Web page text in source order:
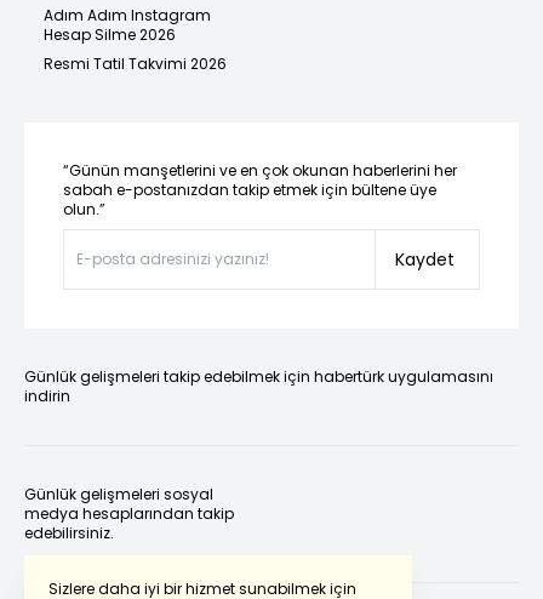
Sizlere daha iyi bir hizmet sunabilmek için
Adım Adım Instagram
Hesap Silme 2026
Resmi Tatil Takvimi 2026
“Günün manşetlerini ve en çok okunan haberlerini her
sabah e-postanızdan takip etmek için bültene üye
olun.”
Kaydet
Günlük gelişmeleri takip edebilmek için habertürk uygulamasını
indirin
Günlük gelişmeleri sosyal
medya hesaplarından takip
edebilirsiniz.